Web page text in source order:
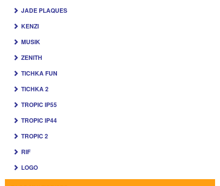
JADE PLAQUES
KENZI
MUSIK
ZENITH
TICHKA FUN
TICHKA 2
TROPIC IP55
TROPIC IP44
TROPIC 2
RIF
LOGO